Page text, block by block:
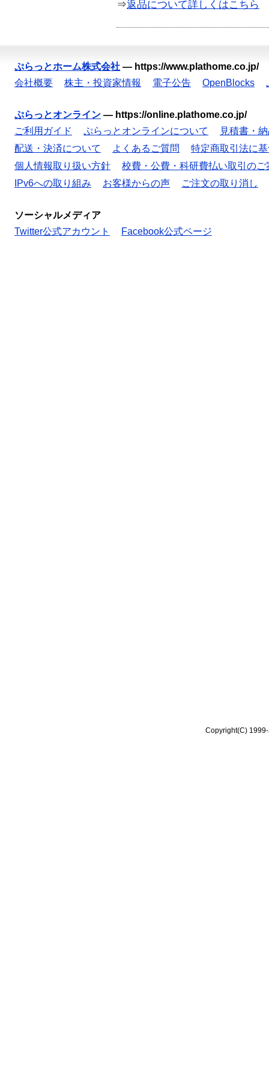
⇒返品について詳しくはこちら
ぷらっとホーム株式会社 — https://www.plathome.co.jp/
会社概要
株主・投資家情報 電子公告 OpenBlocks
ぷらっとオンライン — https://online.plathome.co.jp/
ご利用ガイド
ぷらっとオンラインについて
見積書・
配送・決済について
よくあるご質問
特定商取引法に
個人情報取り扱い方針
校費・公費・科研費払い取引のご
IPv6への取り組み
お客様からの声 ご注文の取り消し
ソーシャルメディア
Twitter公式アカウント
Facebook公式ページ
Copyright(C)